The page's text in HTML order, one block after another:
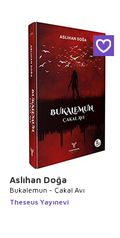
Aslıhan Doğa
Bukalemun - Çakal Avı
Theseus Yayınevi